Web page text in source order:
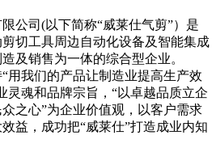
公司(以下简称“威莱仕气剪”）是
切工具周边自动化设备及智能集成
及销售为一体的综合型企业。
用我们的产品让制造业提高生产效
灵魂和品牌宗旨，“以卓越品质立企
之心”为企业价值观，以客户需求
益，成功把“威莱仕”打造成业内知